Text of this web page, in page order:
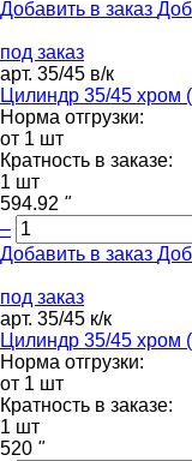
Добавить в заказ
под заказ
арт. 35/45 в/к
Цилиндр 35/45 хром
Норма отгрузки:
от 1 шт
Кратность в заказе:
1 шт
594.92 "
–
Добавить в заказ
под заказ
арт. 35/45 к/к
Цилиндр 35/45 хром
Норма отгрузки:
от 1 шт
Кратность в заказе:
1 шт
520 "